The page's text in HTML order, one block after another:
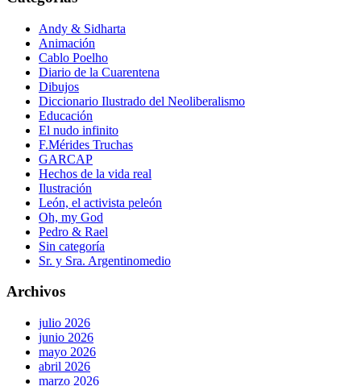
Andy & Sidharta
Animación
Cablo Poelho
Diario de la Cuarentena
Dibujos
Diccionario Ilustrado del Neoliberalismo
Educación
El nudo infinito
F.Mérides Truchas
GARCAP
Hechos de la vida real
Ilustración
León, el activista peleón
Oh, my God
Pedro & Rael
Sin categoría
Sr. y Sra. Argentinomedio
Archivos
julio 2026
junio 2026
mayo 2026
abril 2026
marzo 2026